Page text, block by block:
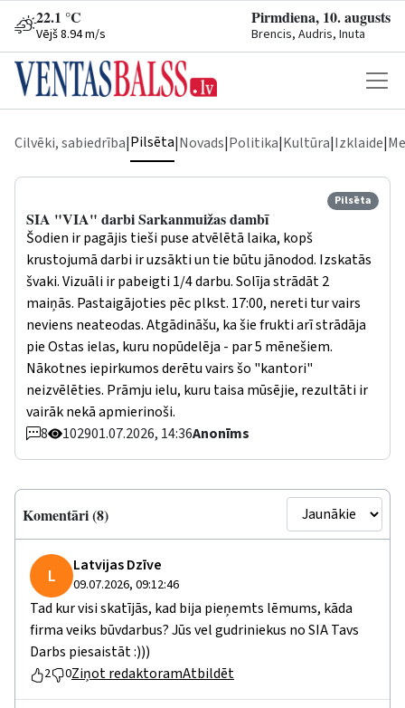
22.1 °C
Vējš 8.94 m/s
Pirmdiena, 10. augusts
Brencis, Audris, Inuta
Cilvēki, sabiedrība|Pilsēta|Novads|Politika|Kultūra|Izklaide|
Pilsēta
SIA "VIA" darbi Sarkanmuižas dambī
Šodien ir pagājis tieši puse atvēlētā laika, kopš
krustojumā darbi ir uzsākti un tie būtu jānodod. Izskatās
švaki. Vizuāli ir pabeigti 1/4 darbu. Solīja strādāt 2
maiņās. Pastaigājoties pēc plkst. 17:00, nereti tur vairs
neviens neateodas. Atgādināšu, ka šie frukti arī strādāja
pie Ostas ielas, kuru nopūdelēja - par 5 mēnešiem.
Nākotnes iepirkumos derētu vairs šo "kantori"
neizvēlēties. Prāmju ielu, kuru taisa mūsējie, rezultāti ir
vairāk nekā apmierinoši.
8
102901.07.2026, 14:36Anonīms
Komentāri (8)
L Latvijas Dzīve
09.07.2026, 09:12:46
Tad kur visi skatījās, kad bija pieņemts lēmums, kāda
firma veiks būvdarbus? Jūs vel gudriniekus no SIA Tavs
Darbs piesaistāt :)))
2 0Ziņot redaktoramAtbildēt